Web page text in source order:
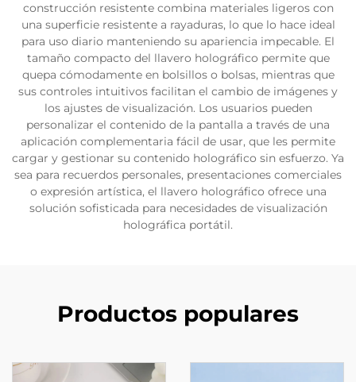
construcción resistente combina materiales ligeros con
una superficie resistente a rayaduras, lo que lo hace ideal
para uso diario manteniendo su apariencia impecable. El
tamaño compacto del llavero holográfico permite que
quepa cómodamente en bolsillos o bolsas, mientras que
sus controles intuitivos facilitan el cambio de imágenes y
los ajustes de visualización. Los usuarios pueden
personalizar el contenido de la pantalla a través de una
aplicación complementaria fácil de usar, que les permite
cargar y gestionar su contenido holográfico sin esfuerzo. Ya
sea para recuerdos personales, presentaciones comerciales
o expresión artística, el llavero holográfico ofrece una
solución sofisticada para necesidades de visualización
holográfica portátil.
Productos populares